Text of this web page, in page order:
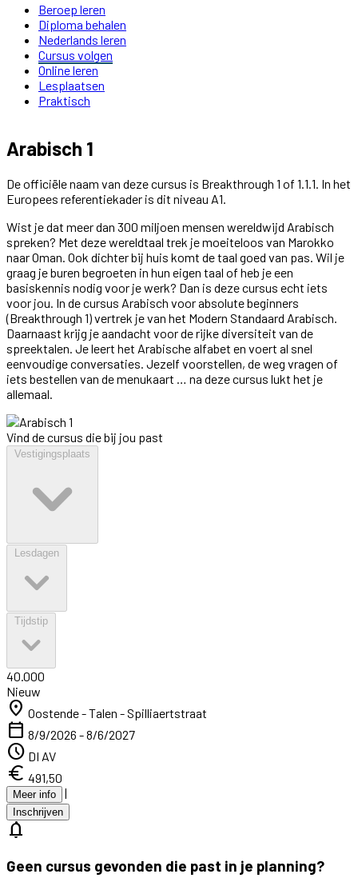
Beroep leren
Diploma behalen
Nederlands leren
Cursus volgen
Online leren
Lesplaatsen
Praktisch
Arabisch 1
De officiële naam van deze cursus is Breakthrough 1 of 1.1.1. In het
Europees referentiekader is dit niveau A1.
Wist je dat meer dan 300 miljoen mensen wereldwijd Arabisch
spreken? Met deze wereldtaal trek je moeiteloos van Marokko
naar Oman. Ook dichter bij huis komt de taal goed van pas. Wil je
graag je buren begroeten in hun eigen taal of heb je een
basiskennis nodig voor je werk? Dan is deze cursus echt iets
voor jou. In de cursus Arabisch voor absolute beginners
(Breakthrough 1) vertrek je van het Modern Standaard Arabisch.
Daarnaast krijg je aandacht voor de rijke diversiteit van de
spreektalen. Je leert het Arabische alfabet en voert al snel
eenvoudige conversaties. Jezelf voorstellen, de weg vragen of
iets bestellen van de menukaart … na deze cursus lukt het je
allemaal.
Vind de cursus die bij jou past
Vestigingsplaats
Lesdagen
Tijdstip
40.000
Nieuw
location_on Oostende - Talen - Spilliaertstraat
calendar_today 8/9/2026 - 8/6/2027
schedule DI AV
euro 491,50
Meer info |
Inschrijven
notifications
Geen cursus gevonden die past in je planning?